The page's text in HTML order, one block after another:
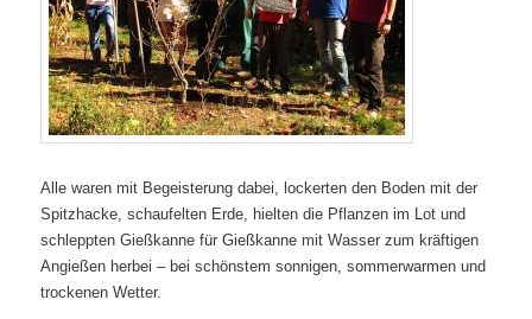
Alle waren mit Begeisterung dabei, lockerten den Boden mit der
Spitzhacke, schaufelten Erde, hielten die Pflanzen im Lot und
schleppten Gießkanne für Gießkanne mit Wasser zum kräftigen
Angießen herbei – bei schönstem sonnigen, sommerwarmen und
trockenen Wetter.